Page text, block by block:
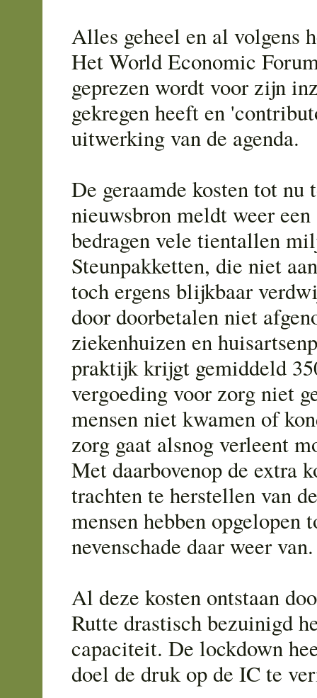
Alles geheel en al volgens
Het World Economic
geprezen wordt voor zijn
gekregen heeft en
uitwerking van de agenda.
De geraamde kosten tot nu
nieuwsbron meldt weer
bedragen vele tientallen
Steunpakketten, die niet
toch ergens blijkbaar
door doorbetalen niet
ziekenhuizen en
praktijk krijgt gemiddeld
vergoeding voor zorg niet
mensen niet kwamen of
zorg gaat alsnog verleent
Met daarbovenop de extra
trachten te herstellen van
mensen hebben opgelopen
nevenschade daar weer van.
Al deze kosten ontstaan
Rutte drastisch bezuinigd
capaciteit. De lockdown
doel de druk op de IC te